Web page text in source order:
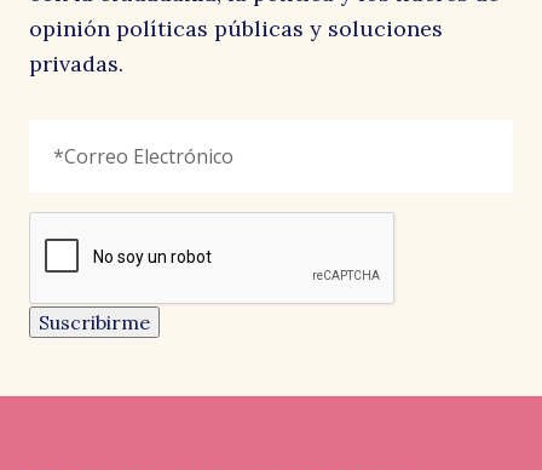
señala
campo
un
campo
de
debe
Electrónico *
reCAPTCHA
Suscribirme
opinión políticas públicas y soluciones
privadas.